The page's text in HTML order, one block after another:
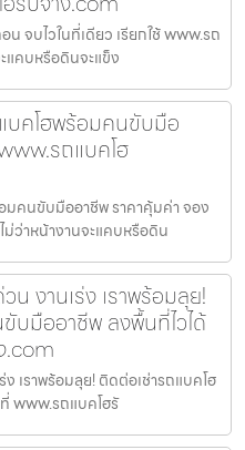
จบไวในที่เดียว เรียกใช้ www.รถ
แคบหรือดินจะแข็ง
บคโฮพร้อมคนขับมือ
รถแบคโฮ
มคนขับมืออาชีพ ราคาคุ้มค่า จอง
ว่าหน้างานจะแคบหรือดิน
งานเร่ง เราพร้อมลุย!
บมืออาชีพ ลงพื้นที่ไวได้
.com
เราพร้อมลุย! ติดต่อเช่ารถแบคโฮ
www.รถแบคโฮรั